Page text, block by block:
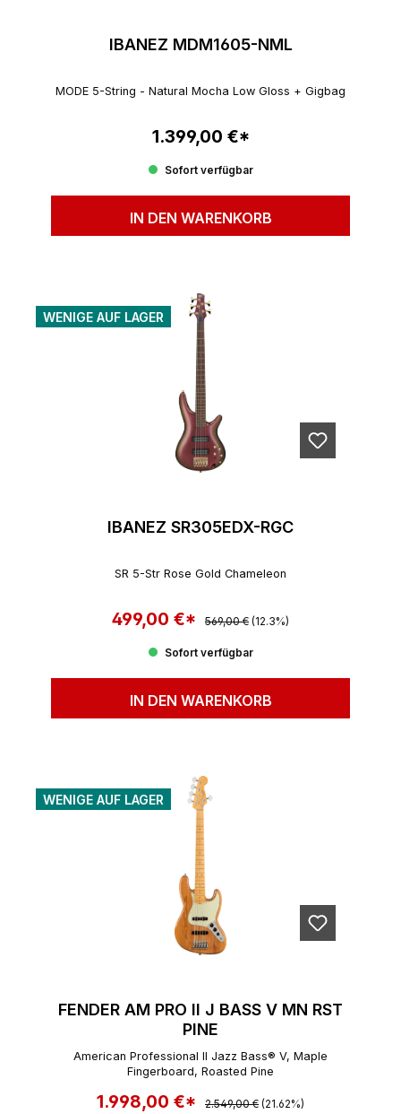
IBANEZ MDM1605-NML
MODE 5-String - Natural Mocha Low Gloss + Gigbag
Regulärer Preis:
1.399,00 €*
Sofort verfügbar
IN DEN WARENKORB
WENIGE AUF LAGER
IBANEZ SR305EDX-RGC
SR 5-Str Rose Gold Chameleon
Verkaufspreis:
499,00 €* Regulärer Preis:
569,00 € (12.3%)
Sofort verfügbar
IN DEN WARENKORB
WENIGE AUF LAGER
FENDER AM PRO II J BASS V MN RST
PINE
American Professional II Jazz Bass® V, Maple
Fingerboard, Roasted Pine
Verkaufspreis:
1.998,00 €* Regulärer Preis:
2.549,00 € (21.62%)